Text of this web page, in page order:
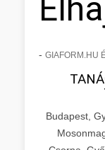
- GIAFORM.HU
Budapest,